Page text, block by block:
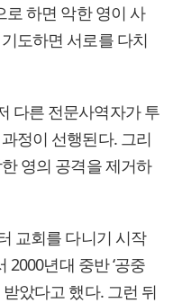
로 하면 악한 영이 사
도하면 서로를 다치
다른 전문사역자가 투
정이 선행된다. 그리
영의 공격을 제거하
교회를 다니기 시작
년대 중반 ‘공중
았다고 했다. 그런 뒤